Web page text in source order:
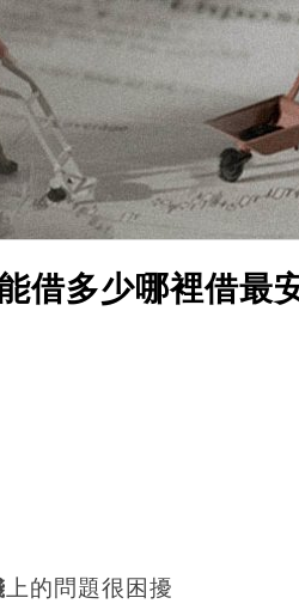
借多少哪裡借最
上的問題很困擾